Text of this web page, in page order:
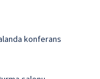
konferans